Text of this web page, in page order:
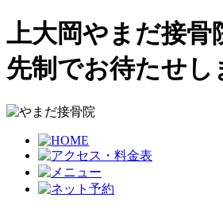
上大岡やまだ接骨
先制でお待たせし